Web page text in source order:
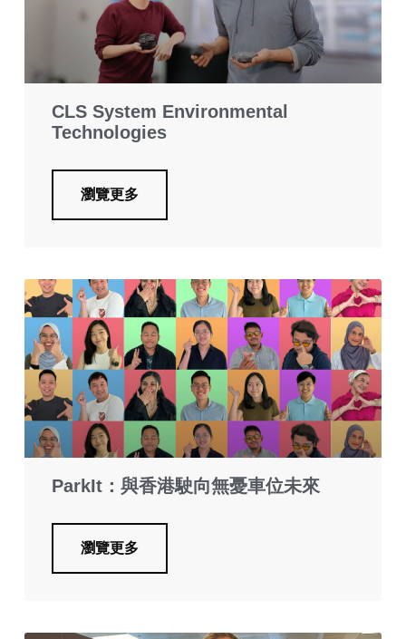
CLS System Environmental
Technologies
瀏覽更多
ParkIt：與香港駛向無憂車位未來
瀏覽更多